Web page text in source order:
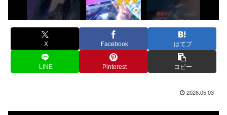
X Facebook はてブ
LINE Pinterest コピー
2026.05.03